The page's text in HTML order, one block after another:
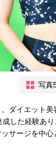
写真
ダイエット
した経験あり
サージを中